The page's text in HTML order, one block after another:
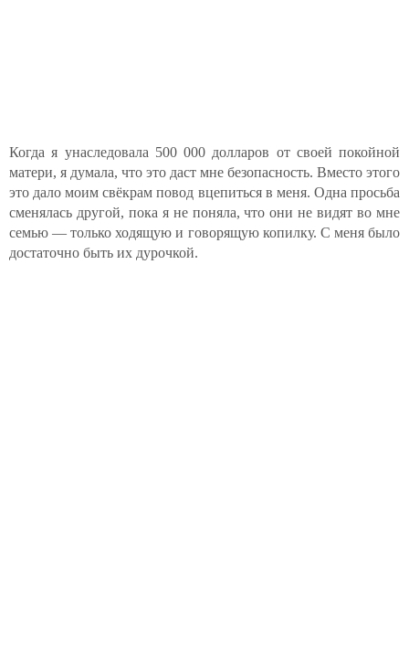
Когда я унаследовала 500 000 долларов от своей покойной
матери, я думала, что это даст мне безопасность. Вместо этого
это дало моим свёкрам повод вцепиться в меня. Одна просьба
сменялась другой, пока я не поняла, что они не видят во мне
семью — только ходящую и говорящую копилку. С меня было
достаточно быть их дурочкой.